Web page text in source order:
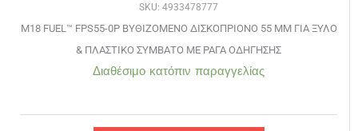
SKU: 4933478777
M18 FUEL™ FPS55-0P ΒΥΘΙΖΟΜΕΝΟ ΔΙΣΚΟΠΡΙΟΝΟ 55 ΜΜ ΓΙΑ ΞΥΛΟ
& ΠΛΑΣΤΙΚΟ ΣΥΜΒΑΤΟ ΜΕ ΡΑΓΑ ΟΔΗΓΗΣΗΣ
Διαθέσιμο κατόπιν παραγγελίας